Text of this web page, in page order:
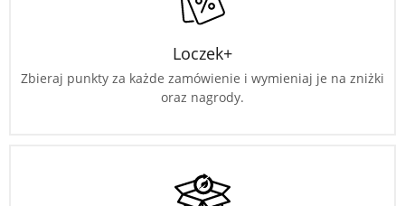
Loczek+
Zbieraj punkty za każde zamówienie i wymieniaj je na zniżki
oraz nagrody.